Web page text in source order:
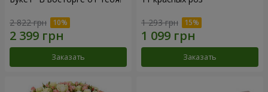
2 822 грн
Заказать
1 293 грн
Заказать